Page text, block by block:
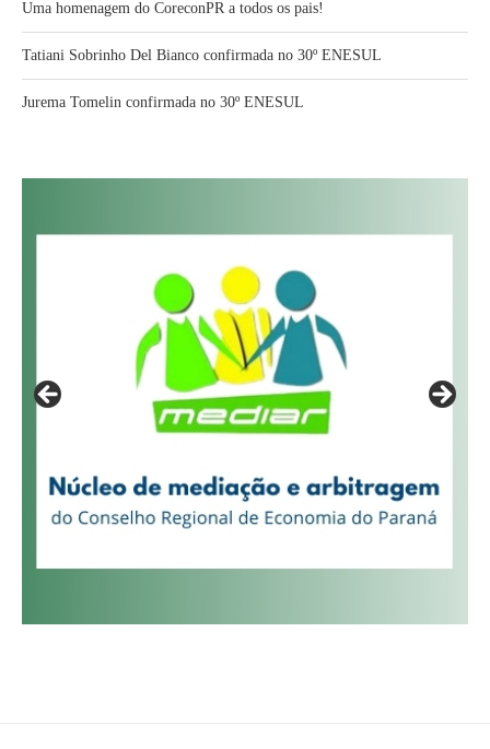
Uma homenagem do CoreconPR a todos os pais!
Tatiani Sobrinho Del Bianco confirmada no 30º ENESUL
Jurema Tomelin confirmada no 30º ENESUL